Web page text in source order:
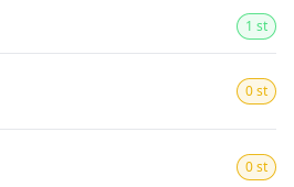
1 st
0 st
0 st